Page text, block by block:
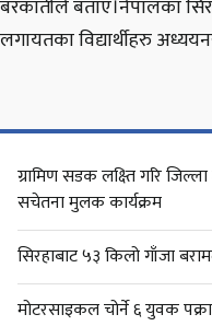
बरकातीले बताए।नेपालका
लगायतका विद्यार्थीहरु
ग्रामिण सडक लक्ष्ति गरि जिल्ला
सचेतना मुलक कार्यक्रम
सिरहाबाट ५३ किलो गाँजा
मोटरसाइकल चोर्ने ६ युवक